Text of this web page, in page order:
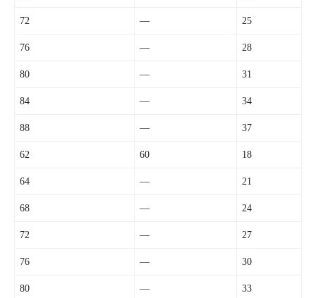
72 — 25
76 — 28
80 — 31
84 — 34
88 — 37
62 60 18
64 — 21
68 — 24
72 — 27
76 — 30
80 — 33